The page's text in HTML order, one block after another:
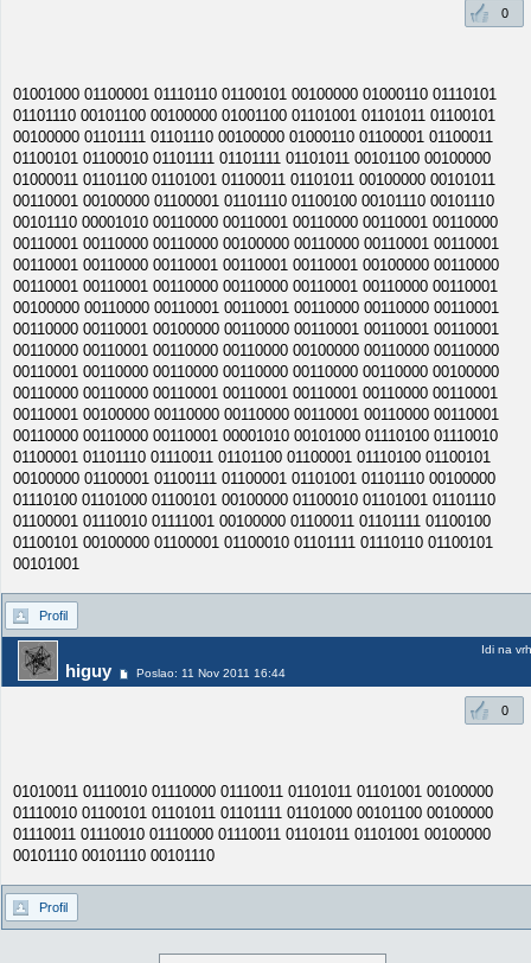
0
01001000 01100001 01110110 01100101 00100000 01000110 01110101
01101110 00101100 00100000 01001100 01101001 01101011 01100101
00100000 01101111 01101110 00100000 01000110 01100001 01100011
01100101 01100010 01101111 01101111 01101011 00101100 00100000
01000011 01101100 01101001 01100011 01101011 00100000 00101011
00110001 00100000 01100001 01101110 01100100 00101110 00101110
00101110 00001010 00110000 00110001 00110000 00110001 00110000
00110001 00110000 00110000 00100000 00110000 00110001 00110001
00110001 00110000 00110001 00110001 00110001 00100000 00110000
00110001 00110001 00110000 00110000 00110001 00110000 00110001
00100000 00110000 00110001 00110001 00110000 00110000 00110001
00110000 00110001 00100000 00110000 00110001 00110001 00110001
00110000 00110001 00110000 00110000 00100000 00110000 00110000
00110001 00110000 00110000 00110000 00110000 00110000 00100000
00110000 00110000 00110001 00110001 00110001 00110000 00110001
00110001 00100000 00110000 00110000 00110001 00110000 00110001
00110000 00110000 00110001 00001010 00101000 01110100 01110010
01100001 01101110 01110011 01101100 01100001 01110100 01100101
00100000 01100001 01100111 01100001 01101001 01101110 00100000
01110100 01101000 01100101 00100000 01100010 01101001 01101110
01100001 01110010 01111001 00100000 01100011 01101111 01100100
01100101 00100000 01100001 01100010 01101111 01110110 01100101
00101001
Profil
higuy Poslao: 11 Nov 2011 16:44
Idi na vrh
0
01010011 01110010 01110000 01110011 01101011 01101001 00100000
01110010 01100101 01101011 01101111 01101000 00101100 00100000
01110011 01110010 01110000 01110011 01101011 01101001 00100000
00101110 00101110 00101110
Profil